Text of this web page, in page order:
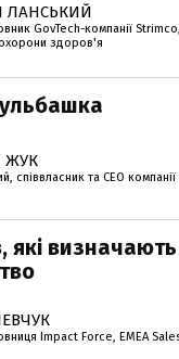
ЛАНСЬКИЙ
GovTech-компанії
охорони здоров'я
ЖУК
співвласник та СЕО компанії
які
Impact Force, EMEA